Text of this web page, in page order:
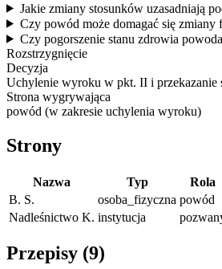
Jakie zmiany stosunków uzasadniają
Czy powód może domagać się zmiany
Czy pogorszenie stanu zdrowia
Rozstrzygnięcie
Decyzja
Uchylenie wyroku w pkt. II i przekazanie
Strona wygrywająca
powód (w zakresie uchylenia wyroku)
Strony
Nazwa Typ
Rola
B. S.
osoba_fizyczna powód
Nadleśnictwo K. instytucja
Przepisy (9)